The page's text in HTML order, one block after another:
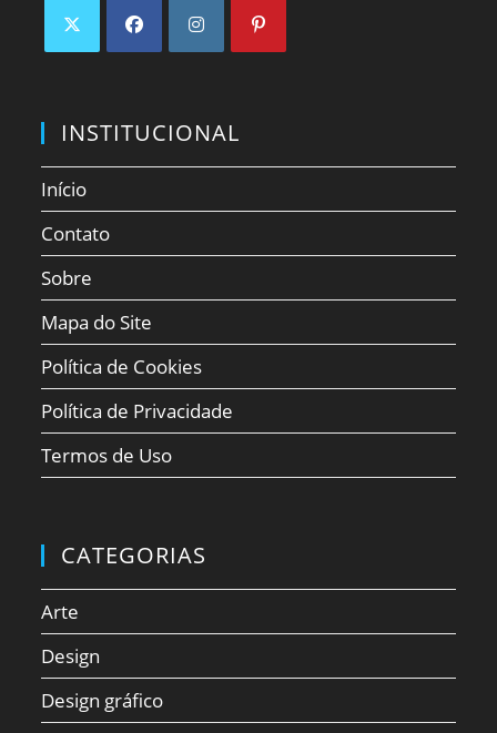
nova
nova
nova
nova
INSTITUCIONAL
Início
Contato
Sobre
Mapa do Site
Política de Cookies
Política de Privacidade
Termos de Uso
CATEGORIAS
Arte
Design
Design gráfico